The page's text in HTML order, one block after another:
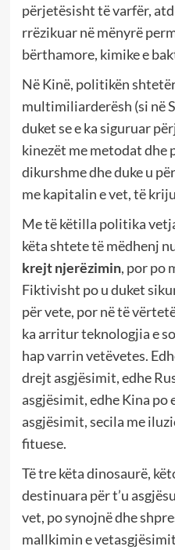
përjetësisht të varfër,
rrëzikuar në mënyrë
bërthamore, kimike e
Në Kinë, politikën
multimiliarderësh (si në
duket se e ka siguruar
kinezët me metodat dhe
dikurshme dhe duke u
me kapitalin e vet, të
Me të këtilla politika
këta shtete të mëdhenj
krejt njerëzimin, por po
Fiktivisht po u duket
për vete, por në të
ka arritur teknologjia e
hap varrin vetëvetes.
drejt asgjësimit, edhe
asgjësimit, edhe Kina po
asgjësimit, secila me
fituese.
Të tre këta dinosaurë,
destinuara për t’u
vet, po synojnë dhe
mallkimin e